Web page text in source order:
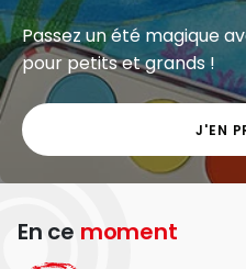
Passez un été magique
pour petits et grands !
J'EN
En ce moment